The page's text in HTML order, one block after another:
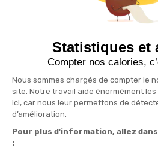
Recevez nos actualités par e-
Informations
Produits
Statistiques et
Compter nos calories,
Nous sommes chargés de compter le
site. Notre travail aide énormément
ici, car nous leur permettons de
d’amélioration.
Pour plus d'information, allez
: